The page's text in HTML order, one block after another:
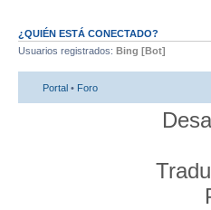
¿QUIÉN ESTÁ CONECTADO?
Usuarios registrados: Bing [Bot]
Portal • Foro